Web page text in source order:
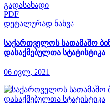
PDF
დეტალურად ნახვა
საქართველოს სათამაშო
დასაქმებულთა სტატისტიკა
06 ივლ, 2021